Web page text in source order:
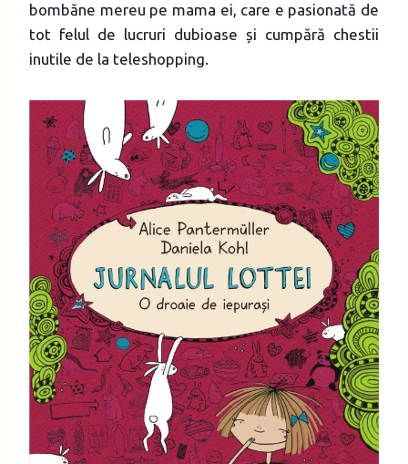
bombăne mereu pe mama ei, care e pasionată de
tot felul de lucruri dubioase și cumpără chestii
inutile de la teleshopping.